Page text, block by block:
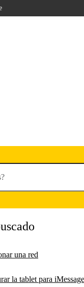
una red
la tablet para